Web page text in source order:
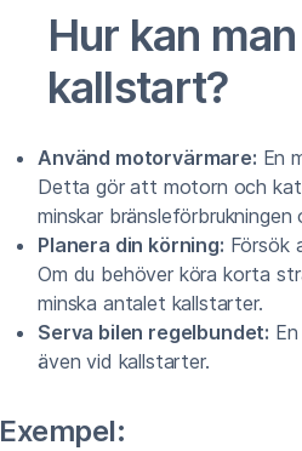
Hur kan
kallstart?
Använd motorvärmare: En
Detta gör att motorn och
minskar bränsleförbrukningen
Planera din körning: Försök
Om du behöver köra korta
minska antalet kallstarter.
Serva bilen regelbundet:
även vid kallstarter.
Exempel: